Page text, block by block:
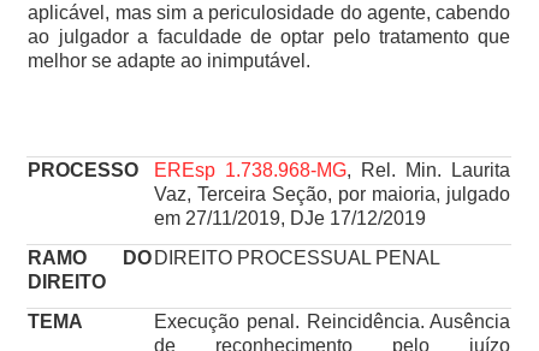
aplicável, mas sim a periculosidade do agente, cabendo
ao julgador a faculdade de optar pelo tratamento que
melhor se adapte ao inimputável.
PROCESSO EREsp 1.738.968-MG, Rel. Min. Laurita
Vaz, Terceira Seção, por maioria, julgado
em 27/11/2019, DJe 17/12/2019
RAMO DO
DIREITO
DIREITO PROCESSUAL PENAL
TEMA
Execução penal. Reincidência. Ausência
de reconhecimento pelo juízo